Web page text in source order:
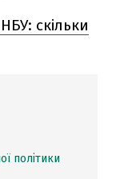
скільки
політики